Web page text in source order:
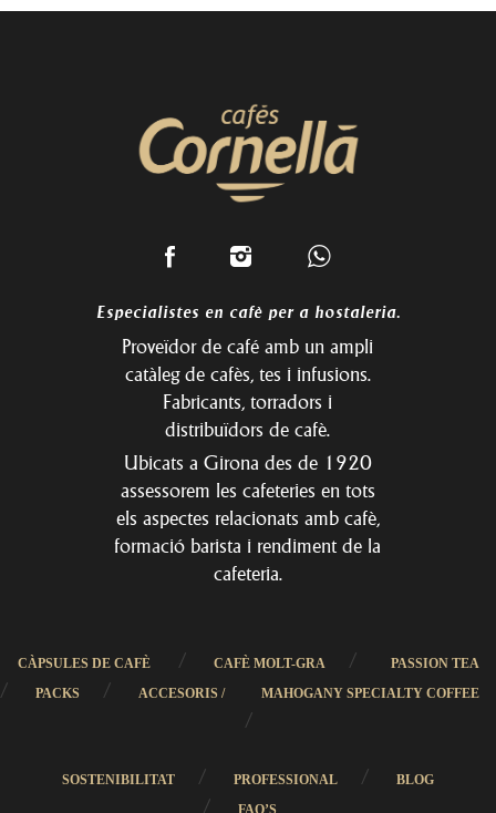
Especialistes en cafè per a hostaleria.
Proveïdor de café amb un ampli
catàleg de cafès, tes i infusions.
Fabricants, torradors i
distribuïdors de cafè.
Ubicats a Girona des de 1920
assessorem les cafeteries en tots
els aspectes relacionats amb cafè,
formació barista i rendiment de la
cafeteria.
CÀPSULES DE CAFÈ / CAFÈ MOLT-GRA / PASSION TEA
/ PACKS / ACCESORIS / MAHOGANY SPECIALTY COFFEE
/
SOSTENIBILITAT / PROFESSIONAL / BLOG
/ FAQ’S